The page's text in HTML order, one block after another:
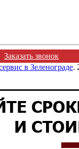
Заказать звонок
в Зеленограде.